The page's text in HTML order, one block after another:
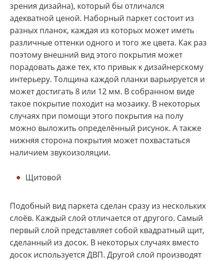
зрения дизайна), который бы отличался
адекватной ценой. Наборный паркет состоит из
разных планок, каждая из которых может иметь
различные оттенки одного и того же цвета. Как раз
поэтому внешний вид этого покрытия может
порадовать даже тех, кто привык к дизайнерскому
интерьеру. Толщина каждой планки варьируется и
может достигать 8 или 12 мм. В собранном виде
такое покрытие походит на мозаику. В некоторых
случаях при помощи этого покрытия на полу
можно выложить определённый рисунок. А также
нижняя сторона покрытия может похвастаться
наличием звукоизоляции.
Щитовой
Подобный вид паркета сделан сразу из нескольких
слоёв. Каждый слой отличается от другого. Самый
первый слой представляет собой квадратный щит,
сделанный из досок. В некоторых случаях вместо
досок используется ДВП. Другой слой производят